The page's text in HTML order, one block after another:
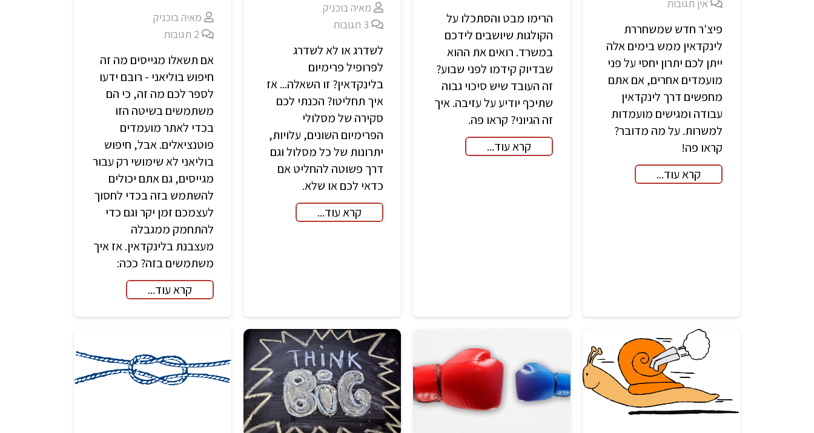
אין תגובות
פיצ'ר חדש שמשחררת
לינקדאין ממש בימים אלה
ייתן לכם יתרון יחסי על פני
מועמדים אחרים, אם אתם
מחפשים דרך לינקדאין
עבודה ומגישים מועמדות
למשרות. על מה מדובר?
קראו פה!
קרא עוד...
הרימו מבט והסתכלו על
הקולגות שיושבים לידכם
במשרד. רואים את ההוא
שבדיוק קידמו לפני שבוע?
זה העובד שיש סיכוי גבוה
שתיכף יודיע על עזיבה. איך
זה הגיוני? קראו פה.
קרא עוד...
מאיה בוכניק
3 תגובות
לשדרג או לא לשדרג
לפרופיל פרימיום
בלינקדאין? זו השאלה... אז
איך תחליטו? הכנתי לכם
סקירה של מסלולי
הפרימיום השונים, עלויות,
יתרונות של כל מסלול וגם
דרך פשוטה להחליט אם
כדאי לכם או שלא.
קרא עוד...
מאיה בוכניק
2 תגובות
אם תשאלו מגייסים מה זה
חיפוש בוליאני - רובם ידעו
לספר לכם מה זה, כי הם
משתמשים בשיטה הזו
בכדי לאתר מועמדים
פוטנציאלים. אבל, חיפוש
בוליאני לא שימושי רק עבור
מגייסים, גם אתם יכולים
להשתמש בזה בכדי לחסוך
לעצמכם זמן יקר וגם כדי
להתחמק ממגבלה
מעצבנת בלינקדאין. אז איך
משתמשים בזה? ככה:
קרא עוד...